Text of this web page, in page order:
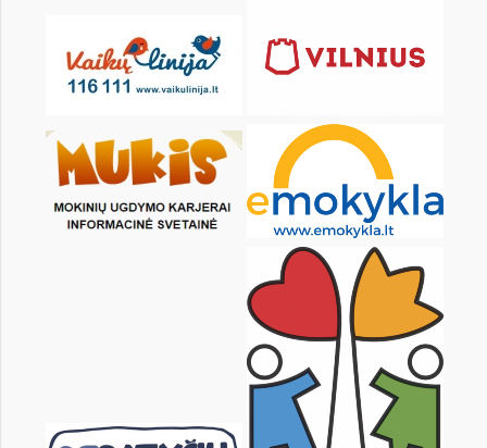
Pr An Tr Kt Pn
3 4 5 6 7
10 11 12 13 14
20 21